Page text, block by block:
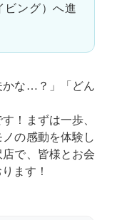
ビング）へ進
かな…？」「どん
！まずは一歩、
の感動を体験し
で、皆様とお会
ます！